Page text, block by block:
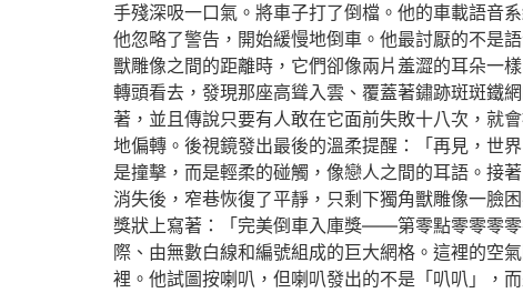
手殘深吸一口氣。將車子打了倒檔。他的車載語音
他忽略了警告，開始緩慢地倒車。他最討厭的不是
獸雕像之間的距離時，它們卻像兩片羞澀的耳朵一
轉頭看去，發現那座高聳入雲、覆蓋著鏽跡斑斑鐵
著，並且傳說只要有人敢在它面前失敗十八次，就
地偏轉。後視鏡發出最後的溫柔提醒：「再見，世
是撞擊，而是輕柔的碰觸，像戀人之間的耳語。接
消失後，窄巷恢復了平靜，只剩下獨角獸雕像一臉
獎狀上寫著：「完美倒車入庫獎——第零點零零零
際、由無數白線和編號組成的巨大網格。這裡的空
裡。他試圖按喇叭，但喇叭發出的不是「叭叭」，